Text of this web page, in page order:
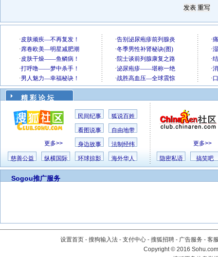
精 彩 论 坛
更多>>
民间纪事 狐说百姓
看图说事 自由地带
身边故事 法制经纬
慈善公益 纵横国际 环球掠影 海外华人
更多>>
隐密私语 搞笑吧
Sogou推广服务
设置首页 - 搜狗输入法 - 支付中心 - 搜狐招聘 - 广告服务 - 客
Copyright©2016